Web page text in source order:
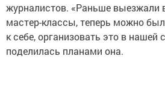
журналистов. «Раньше выезжали
мастер-классы, теперь можно
к себе, организовать это в нашей
поделилась планами она.